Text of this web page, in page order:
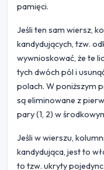
pamięci.
Jeśli ten sam wiersz,
kandydujących, tzw.
wywnioskować, że te
tych dwóch pól i
polach. W poniższym
są eliminowane z
pary (1, 2) w
Jeśli w wierszu,
kandydująca, jest to
to tzw. ukryty